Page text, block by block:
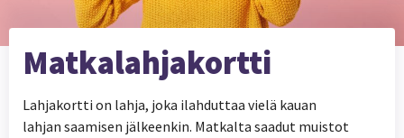
Matkalahjakortti
Lahjakortti on lahja, joka ilahduttaa vielä kauan
lahjan saamisen jälkeenkin. Matkalta saadut muistot